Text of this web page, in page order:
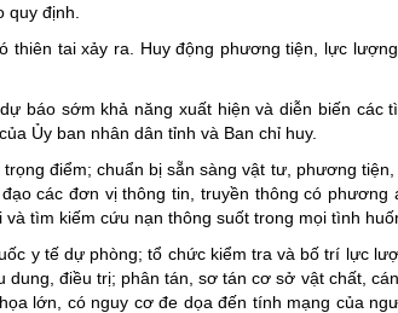
định.
thiên tai xảy ra. Huy động phương tiện, lực
báo sớm khả năng xuất hiện và diễn biến các
Ủy ban nhân dân tỉnh và Ban chỉ huy.
điểm; chuẩn bị sẵn sàng vật tư, phương
các đơn vị thông tin, truyền thông có phương
tìm kiếm cứu nạn thông suốt trong mọi tình
y tế dự phòng; tổ chức kiểm tra và bố trí lực
điều trị; phân tán, sơ tán cơ sở vật chất,
lớn, có nguy cơ đe dọa đến tính mạng của